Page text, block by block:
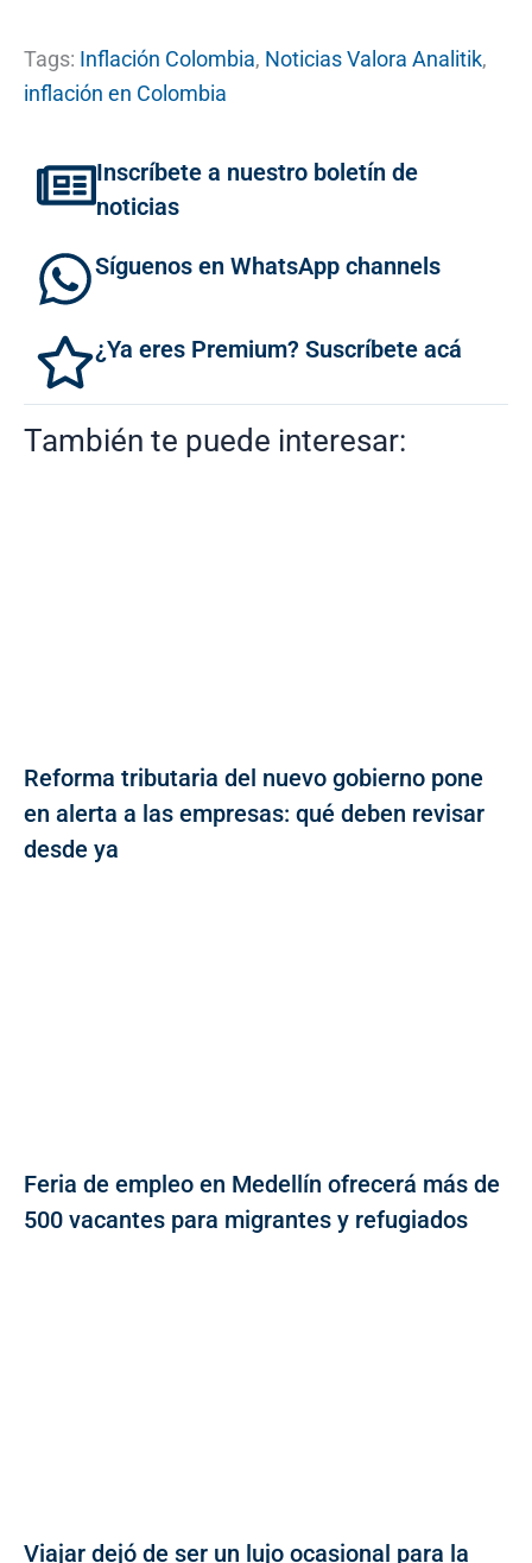
Tags: Inflación Colombia, Noticias Valora Analitik,
inflación en Colombia
Inscríbete a nuestro boletín de
noticias
Síguenos en WhatsApp channels
¿Ya eres Premium? Suscríbete acá
También te puede interesar:
Reforma tributaria del nuevo gobierno pone
en alerta a las empresas: qué deben revisar
desde ya
Feria de empleo en Medellín ofrecerá más de
500 vacantes para migrantes y refugiados
Viajar dejó de ser un lujo ocasional para la